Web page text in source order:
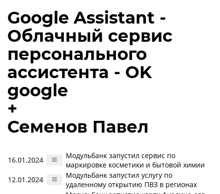
Google Assistant -
Облачный сервис
персонального
ассистента - OK
google
+
Семенов Павел
16.01.2024
Модульбанк запустил сервис по
маркировке косметики и бытовой химии
12.01.2024
Модульбанк запустил услугу по
удаленному открытию ПВЗ в регионах